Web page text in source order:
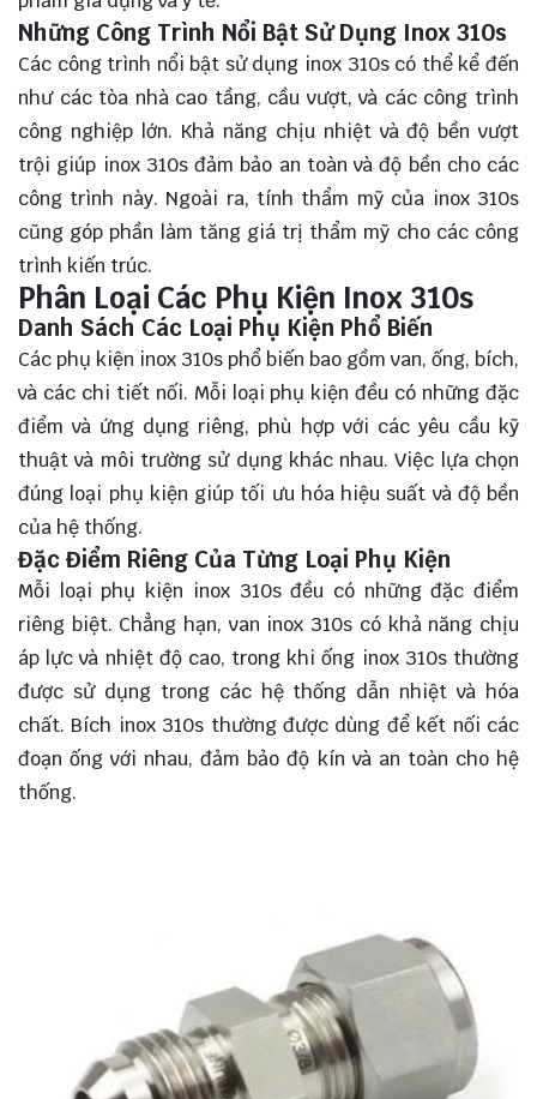
Những Công Trình Nổi Bật Sử Dụng Inox 310s
Các công trình nổi bật sử dụng inox 310s có thể kể đến
như các tòa nhà cao tầng, cầu vượt, và các công trình
công nghiệp lớn. Khả năng chịu nhiệt và độ bền vượt
trội giúp inox 310s đảm bảo an toàn và độ bền cho các
công trình này. Ngoài ra, tính thẩm mỹ của inox 310s
cũng góp phần làm tăng giá trị thẩm mỹ cho các công
trình kiến trúc.
Phân Loại Các Phụ Kiện Inox 310s
Danh Sách Các Loại Phụ Kiện Phổ Biến
Các phụ kiện inox 310s phổ biến bao gồm van, ống, bích,
và các chi tiết nối. Mỗi loại phụ kiện đều có những đặc
điểm và ứng dụng riêng, phù hợp với các yêu cầu kỹ
thuật và môi trường sử dụng khác nhau. Việc lựa chọn
đúng loại phụ kiện giúp tối ưu hóa hiệu suất và độ bền
của hệ thống.
Đặc Điểm Riêng Của Từng Loại Phụ Kiện
Mỗi loại phụ kiện inox 310s đều có những đặc điểm
riêng biệt. Chẳng hạn, van inox 310s có khả năng chịu
áp lực và nhiệt độ cao, trong khi ống inox 310s thường
được sử dụng trong các hệ thống dẫn nhiệt và hóa
chất. Bích inox 310s thường được dùng để kết nối các
đoạn ống với nhau, đảm bảo độ kín và an toàn cho hệ
thống.